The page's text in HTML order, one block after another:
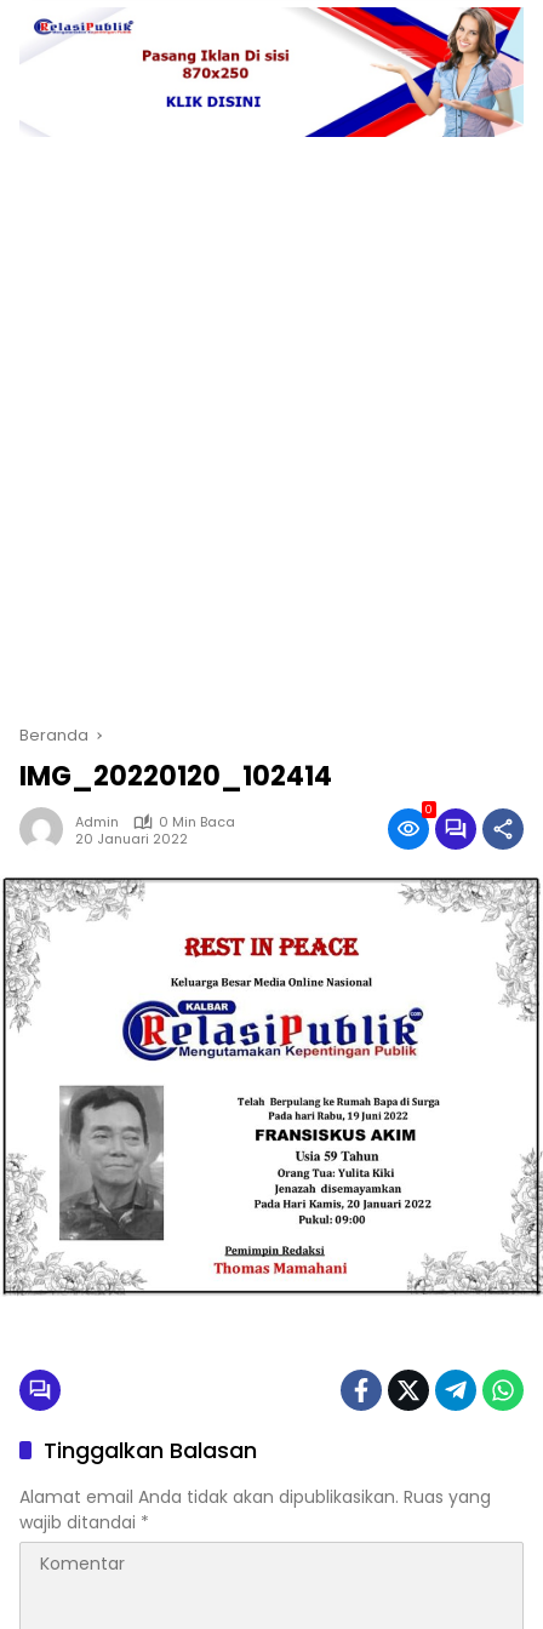
Beranda
IMG_20220120_102414
Admin
0 Min Baca
20 Januari 2022
0
Tinggalkan Balasan
Alamat email Anda tidak akan dipublikasikan. Ruas yang
wajib ditandai *